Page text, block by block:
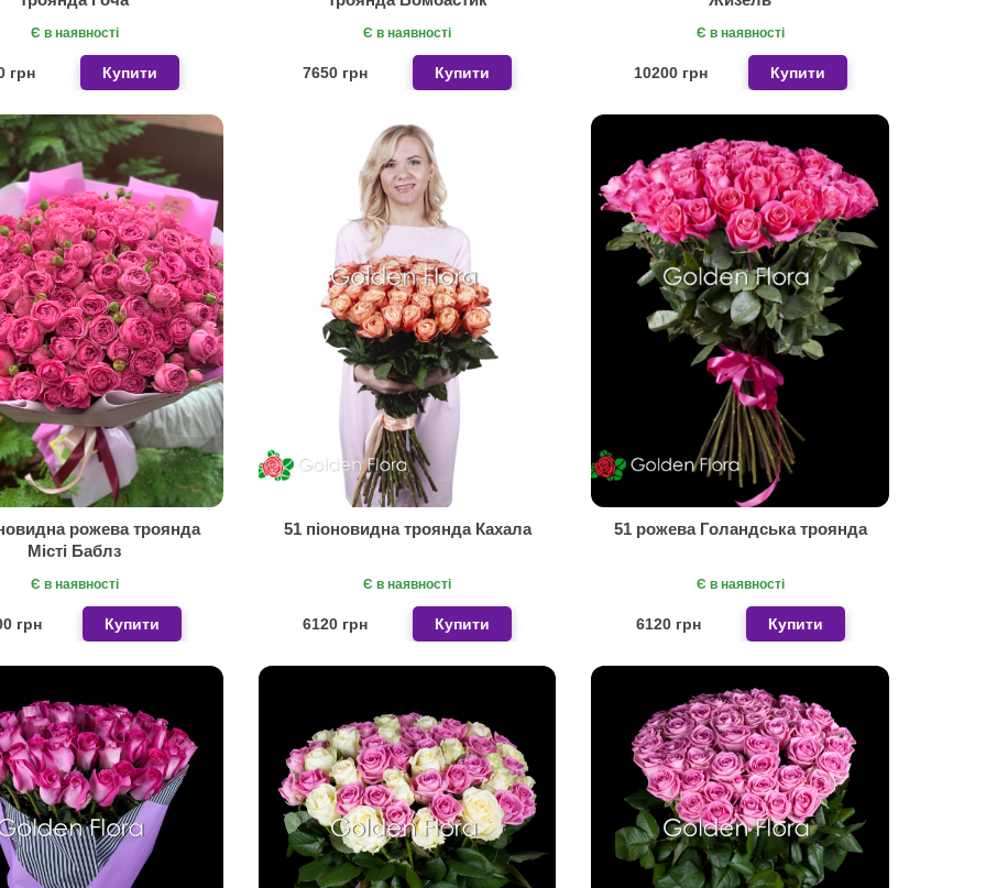
Є в наявності
грн Купити
Є в наявності
7650 грн Купити
Є в наявності
10200 грн Купити
рожева троянда
Місті Баблз
Є в наявності
грн Купити
51 піоновидна троянда Кахала
Є в наявності
6120 грн Купити
51 рожева Голандська троянда
Є в наявності
6120 грн Купити